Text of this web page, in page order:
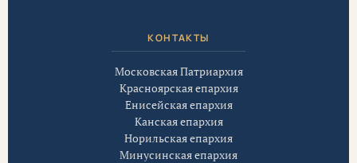
КОНТАКТЫ
Московская Патриархия
Красноярская епархия
Енисейская епархия
Канская епархия
Норильская епархия
Минусинская епархия